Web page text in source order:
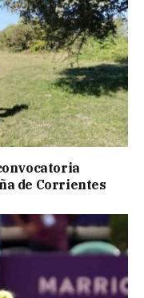
de Corrientes